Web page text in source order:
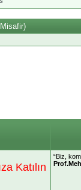
Katılın
“Biz,